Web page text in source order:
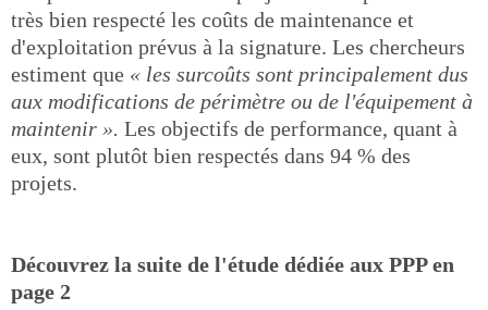
très bien respecté les coûts de maintenance et
d'exploitation prévus à la signature. Les chercheurs
estiment que « les surcoûts sont principalement dus
aux modifications de périmètre ou de l'équipement à
maintenir ». Les objectifs de performance, quant à
eux, sont plutôt bien respectés dans 94 % des
projets.
Découvrez la suite de l'étude dédiée aux PPP en
page 2